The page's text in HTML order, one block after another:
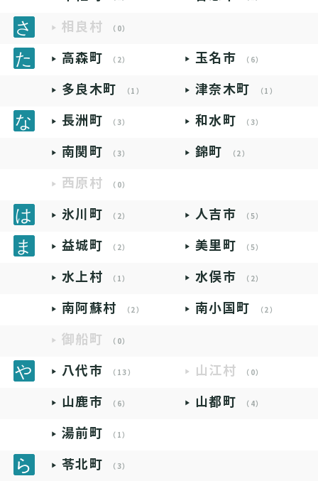
相良村 （0）
高森町 （2） 玉名市 （6）
多良木町 （1） 津奈木町 （1）
長洲町 （3） 和水町 （3）
南関町 （3） 錦町 （2）
西原村 （0）
氷川町 （2） 人吉市 （5）
益城町 （2） 美里町 （5）
水上村 （1） 水俣市 （2）
南阿蘇村 （2） 南小国町 （2）
御船町 （0）
八代市 （13） 山江村 （0）
山鹿市 （6） 山都町 （4）
湯前町 （1）
苓北町 （3）